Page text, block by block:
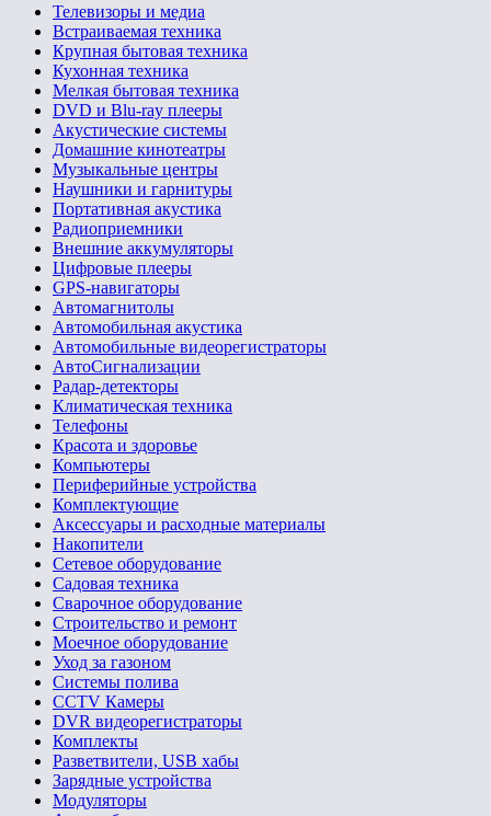
Телевизоры и медиа
Встраиваемая техника
Крупная бытовая техника
Кухонная техника
Мелкая бытовая техника
DVD и Blu-ray плееры
Акустические системы
Домашние кинотеатры
Музыкальные центры
Наушники и гарнитуры
Портативная акустика
Радиоприемники
Внешние аккумуляторы
Цифровые плееры
GPS-навигаторы
Автомагнитолы
Автомобильная акустика
Автомобильные видеорегистраторы
АвтоСигнализации
Радар-детекторы
Климатическая техника
Телефоны
Красота и здоровье
Компьютеры
Периферийные устройства
Комплектующие
Аксессуары и расходные материалы
Накопители
Сетевое оборудование
Садовая техника
Сварочное оборудование
Строительство и ремонт
Моечное оборудование
Уход за газоном
Системы полива
CCTV Камеры
DVR видеорегистраторы
Комплекты
Разветвители, USB хабы
Зарядные устройства
Модуляторы